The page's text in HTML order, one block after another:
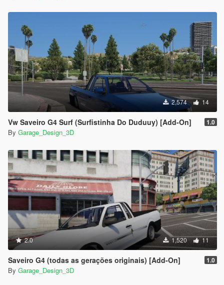
2,574 14
Vw Saveiro G4 Surf (Surfistinha Do Duduuy) [Add-On] 1.0
By Garage_Design_3D
2.0 1,520 11
Saveiro G4 (todas as gerações originais) [Add-On] 1.0
By Garage_Design_3D